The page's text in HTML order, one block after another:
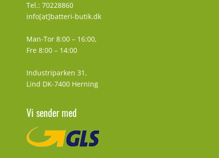
Tel.: 70228860
info[at]batteri-butik.dk
Man-Tor 8:00 – 16:00,
Fre 8:00 – 14:00
Industriparken 31,
Lind DK-7400 Herning
Vi sender med